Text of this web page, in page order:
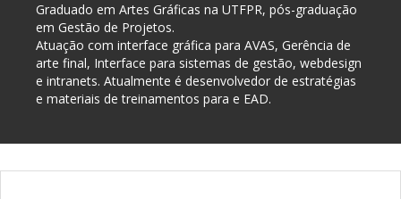
Graduado em Artes Gráficas na UTFPR, pós-graduação
em Gestão de Projetos.
Atuação com interface gráfica para AVAS, Gerência de
arte final, Interface para sistemas de gestão, webdesign
e intranets. Atualmente é desenvolvedor de estratégias
e materiais de treinamentos para e EAD.